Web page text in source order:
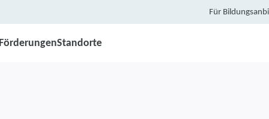
Für
FörderungenStandorte